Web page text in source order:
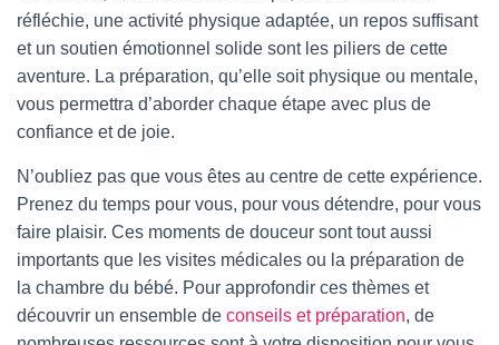
réfléchie, une activité physique adaptée, un repos suffisant
et un soutien émotionnel solide sont les piliers de cette
aventure. La préparation, qu’elle soit physique ou mentale,
vous permettra d’aborder chaque étape avec plus de
confiance et de joie.
N’oubliez pas que vous êtes au centre de cette expérience.
Prenez du temps pour vous, pour vous détendre, pour vous
faire plaisir. Ces moments de douceur sont tout aussi
importants que les visites médicales ou la préparation de
la chambre du bébé. Pour approfondir ces thèmes et
découvrir un ensemble de conseils et préparation, de